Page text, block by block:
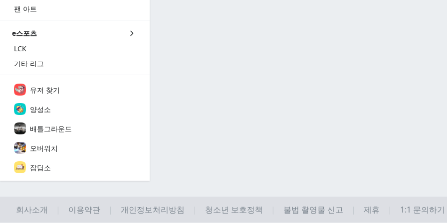
팬 아트
e스포츠
LCK
기타 리그
유저 찾기
양성소
배틀그라운드
오버워치
잡담소
회사소개 이용약관 개인정보처리방침 청소년 보호정책 불법 촬영물 신고 제휴 1:1 문의하기